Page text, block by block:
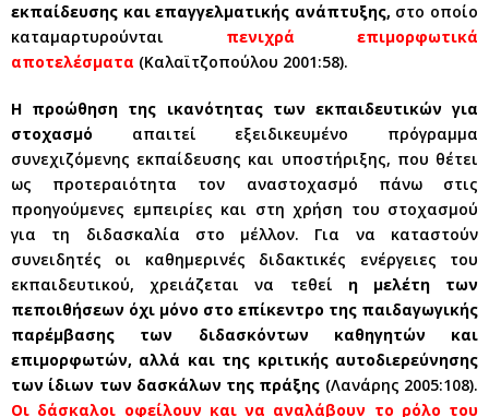
εκπαίδευσης και επαγγελματικής ανάπτυξης, στο οποίο
καταμαρτυρούνται πενιχρά επιμορφωτικά
αποτελέσματα (Καλαϊτζοπούλου 2001:58).
Η προώθηση της ικανότητας των εκπαιδευτικών για
στοχασμό απαιτεί εξειδικευμένο πρόγραμμα
συνεχιζόμενης εκπαίδευσης και υποστήριξης, που θέτει
ως προτεραιότητα τον αναστοχασμό πάνω στις
προηγούμενες εμπειρίες και στη χρήση του στοχασμού
για τη διδασκαλία στο μέλλον. Για να καταστούν
συνειδητές οι καθημερινές διδακτικές ενέργειες του
εκπαιδευτικού, χρειάζεται να τεθεί η μελέτη των
πεποιθήσεων όχι μόνο στο επίκεντρο της παιδαγωγικής
παρέμβασης των διδασκόντων καθηγητών και
επιμορφωτών, αλλά και της κριτικής αυτοδιερεύνησης
των ίδιων των δασκάλων της πράξης (Λανάρης 2005:108).
Οι δάσκαλοι οφείλουν και να αναλάβουν το ρόλο του